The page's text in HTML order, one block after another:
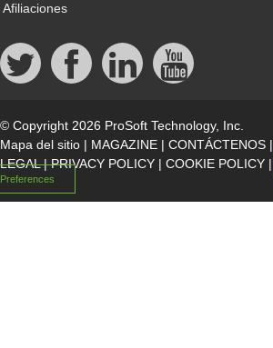
Afiliaciones
© Copyright 2026 ProSoft Technology, Inc.
Mapa del sitio | MAGAZINE | CONTÁCTENOS |
LEGAL|PRIVACY POLICY | COOKIE POLICY |
Preferences